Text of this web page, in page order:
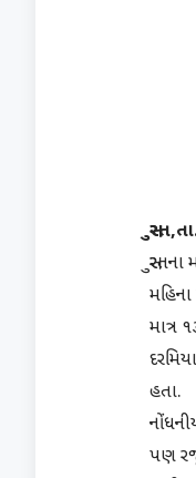
માત્ર
હતા.
પણ રજૂ